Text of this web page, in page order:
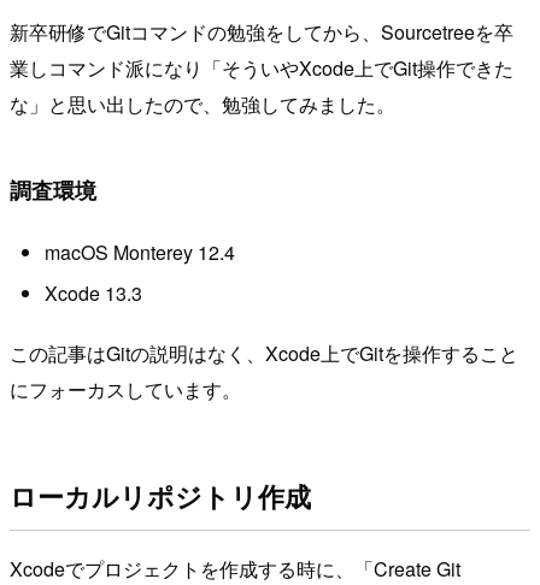
新卒研修でGitコマンドの勉強をしてから、Sourcetreeを卒
業しコマンド派になり「そういやXcode上でGit操作できた
な」と思い出したので、勉強してみました。
調査環境
macOS Monterey 12.4
Xcode 13.3
この記事はGitの説明はなく、Xcode上でGitを操作すること
にフォーカスしています。
ローカルリポジトリ作成
Xcodeでプロジェクトを作成する時に、「Create Git